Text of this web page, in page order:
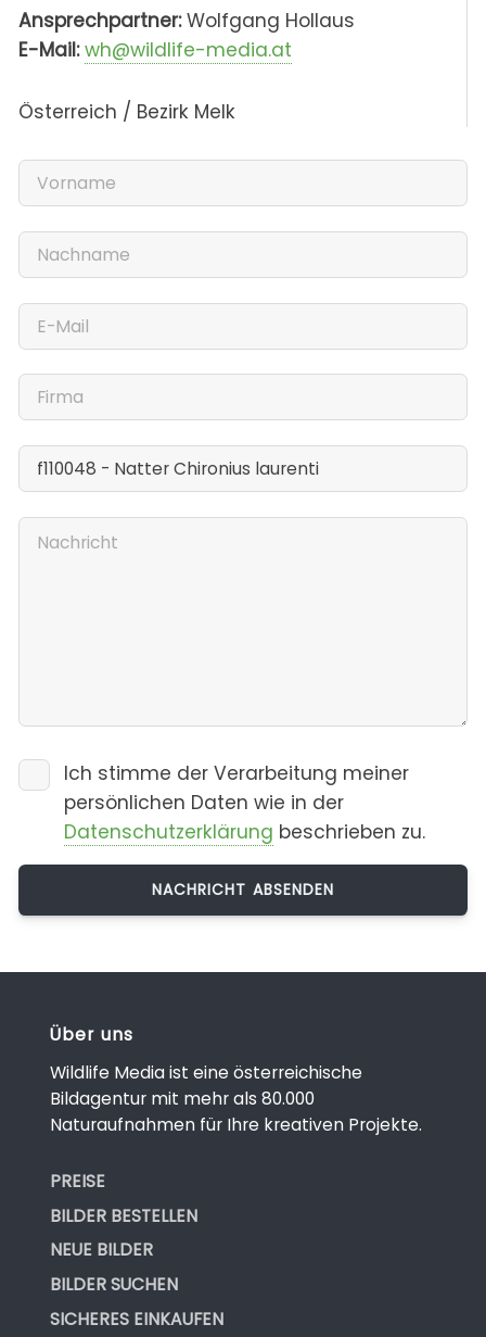
Ansprechpartner:Wolfgang Hollaus
E-Mail: wh@wildlife-media.at
Österreich / Bezirk Melk
Ich stimme der Verarbeitung meiner
persönlichen Daten wie in der
Datenschutzerklärung beschrieben zu.
Über uns
Wildlife Media ist eine österreichische
Bildagentur mit mehr als 80.000
Naturaufnahmen für Ihre kreativen Projekte.
PREISE
BILDER BESTELLEN
NEUE BILDER
BILDER SUCHEN
SICHERES EINKAUFEN